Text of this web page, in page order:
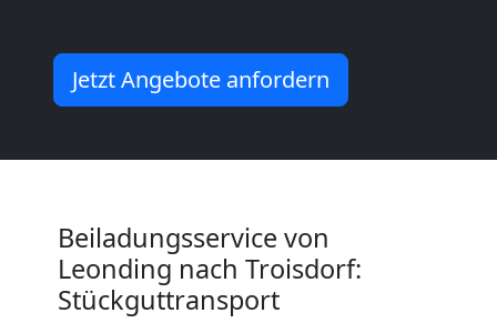
Jetzt Angebote anfordern
Beiladungsservice von
Leonding nach Troisdorf:
Stückguttransport
Möbeltransport
Beiladung
National